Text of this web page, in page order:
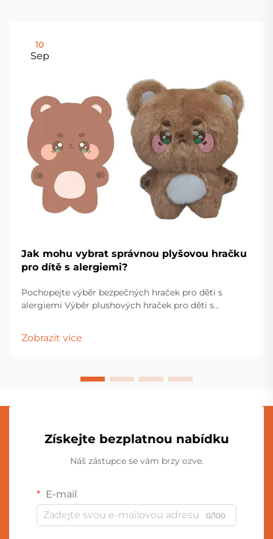
10
Sep
Jak mohu vybrat správnou plyšovou hračku
pro dítě s alergiemi?
Pochopejte výběr bezpečných hraček pro děti s
alergiemi Výběr plushových hraček pro děti s
různými materiály, výrobními procesy...
Zobrazit více
Získejte bezplatnou nabídku
Náš zástupce se vám brzy ozve.
E-mail
0/100